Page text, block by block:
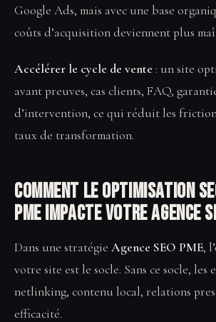
Google Ads, mais avec une base
coûts d’acquisition deviennent plus
Accélérer le cycle de vente : un site
avant preuves, cas clients, FAQ,
d’intervention, ce qui réduit les
taux de transformation.
Comment le Optimisation
PME impacte votre Agence
Dans une stratégie Agence SEO PME,
votre site est le socle. Sans ce socle,
netlinking, contenu local, relations
efficacité.